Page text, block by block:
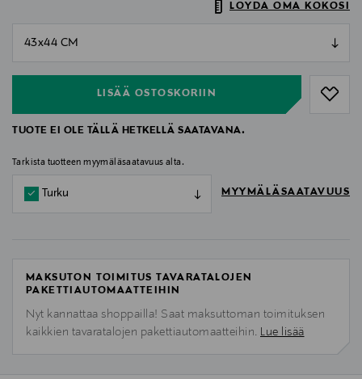
LÖYDÄ OMA KOKOSI
LISÄÄ OSTOSKORIIN
null
TUOTE EI OLE TÄLLÄ HETKELLÄ SAATAVANA.
Tarkista tuotteen myymäläsaatavuus alta.
Turku MYYMÄLÄSAATAVUUS
MAKSUTON TOIMITUS TAVARATALOJEN
PAKETTIAUTOMAATTEIHIN
Nyt kannattaa shoppailla! Saat maksuttoman toimituksen
kaikkien tavaratalojen pakettiautomaatteihin. Lue lisää